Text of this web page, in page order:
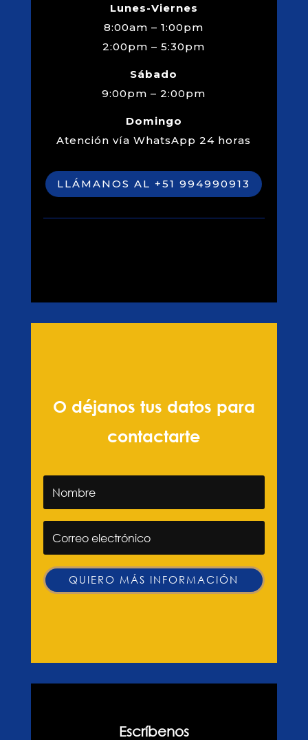
Lunes-Viernes
8:00am – 1:00pm
2:00pm – 5:30pm
Sábado
9:00pm – 2:00pm
Domingo
Atención vía WhatsApp 24 horas
LLÁMANOS AL +51 994990913
O déjanos tus datos para
contactarte
QUIERO MÁS INFORMACIÓN
Escríbenos